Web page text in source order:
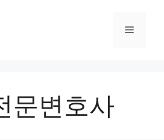
Menu
문변호사